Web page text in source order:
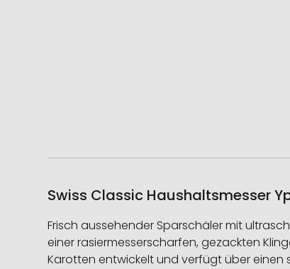
Swiss Classic Haushaltsmesser
Frisch aussehender Sparschäler mit
einer rasiermesserscharfen, gezackten
Karotten entwickelt und verfügt über einen